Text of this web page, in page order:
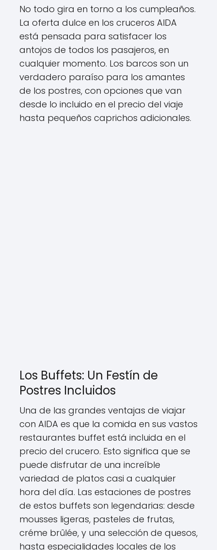
No todo gira en torno a los cumpleaños.
La oferta dulce en los cruceros AIDA
está pensada para satisfacer los
antojos de todos los pasajeros, en
cualquier momento. Los barcos son un
verdadero paraíso para los amantes
de los postres, con opciones que van
desde lo incluido en el precio del viaje
hasta pequeños caprichos adicionales.
Los Buffets: Un Festín de
Postres Incluidos
Una de las grandes ventajas de viajar
con AIDA es que la comida en sus vastos
restaurantes buffet está incluida en el
precio del crucero. Esto significa que se
puede disfrutar de una increíble
variedad de platos casi a cualquier
hora del día. Las estaciones de postres
de estos buffets son legendarias: desde
mousses ligeras, pasteles de frutas,
créme brûlée, y una selección de quesos,
hasta especialidades locales de los